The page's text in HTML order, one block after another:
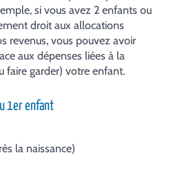
si vous avez 2 enfants ou
droit aux allocations
revenus, vous pouvez avoir
aux dépenses liées à la
faire garder) votre enfant.
1er enfant
la naissance)